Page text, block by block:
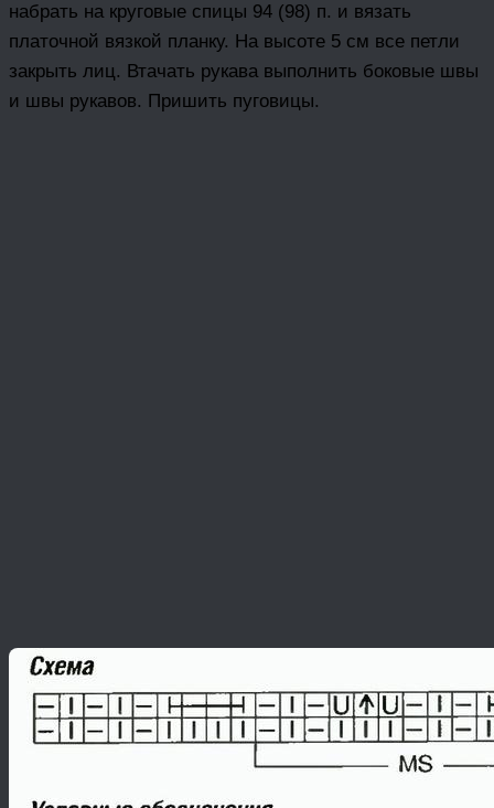
набрать на круговые спицы 94 (98) п. и вязать
платочной вязкой планку. На высоте 5 см все петли
закрыть лиц. Втачать рукава выполнить боковые швы
и швы рукавов. Пришить пуговицы.